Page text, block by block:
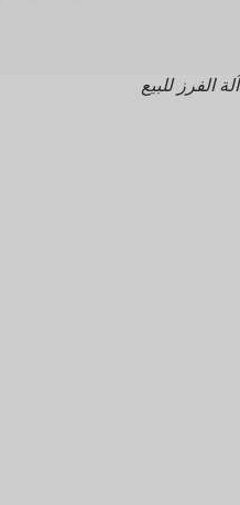
آلة الفرز للبيع